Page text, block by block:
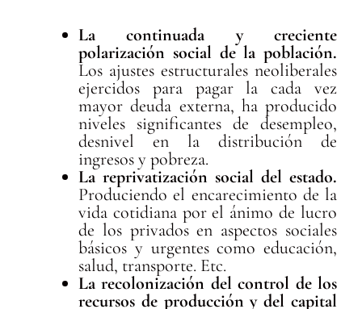
La continuada y creciente
polarización social de la población.
Los ajustes estructurales neoliberales
ejercidos para pagar la cada vez
mayor deuda externa, ha producido
niveles significantes de desempleo,
desnivel en la distribución de
ingresos y pobreza.
La reprivatización social del estado.
Produciendo el encarecimiento de la
vida cotidiana por el ánimo de lucro
de los privados en aspectos sociales
básicos y urgentes como educación,
salud, transporte. Etc.
La recolonización del control de los
recursos de producción y del capital